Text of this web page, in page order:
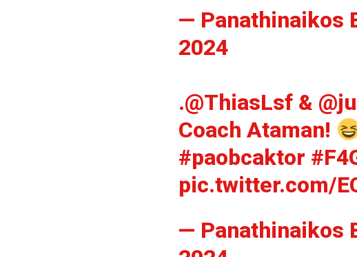
— Panathinaikos
2024
.@ThiasLsf &
Coach Ataman!
#paobcaktor
pic.twitter.com/
— Panathinaikos